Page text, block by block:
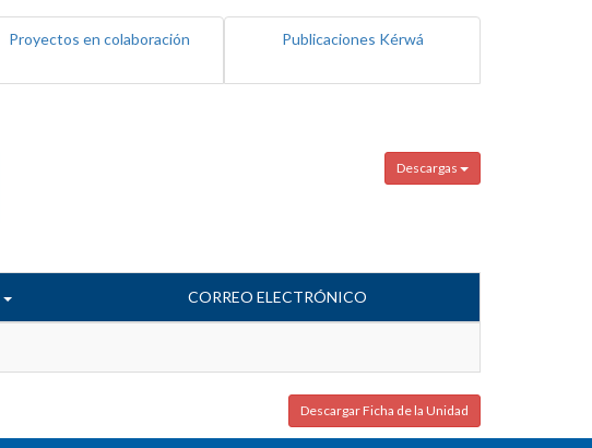
Proyectos en colaboración Publicaciones Kérwá
Descargas
CORREO ELECTRÓNICO
Descargar Ficha de la Unidad